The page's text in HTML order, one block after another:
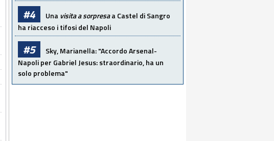
#4 Una visita a sorpresaa Castel di Sangro
ha riacceso i tifosi del Napoli
#5
Sky, Marianella: "Accordo Arsenal-
Napoli per Gabriel Jesus: straordinario, ha un
solo problema"